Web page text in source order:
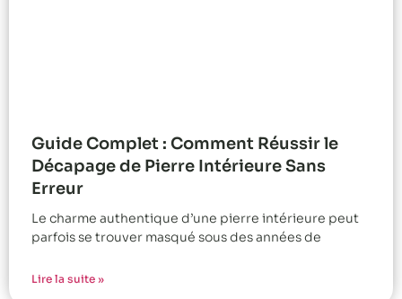
Guide Complet : Comment Réussir le
Décapage de Pierre Intérieure Sans
Erreur
Le charme authentique d’une pierre intérieure peut
parfois se trouver masqué sous des années de
Lire la suite »